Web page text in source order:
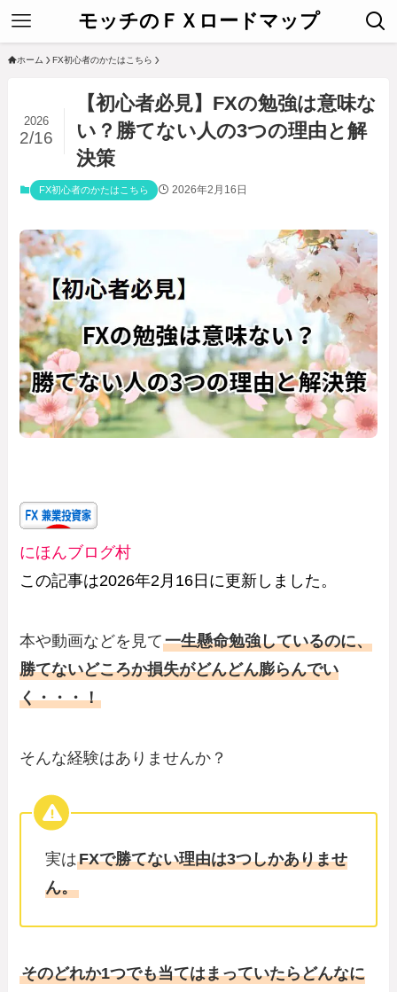
モッチのＦＸロードマップ
ホーム FX初心者のかたはこちら
【初心者必見】FXの勉強は意味な
い？勝てない人の3つの理由と解
決策
2026
2/16
FX初心者のかたはこちら 2026年2月16日
にほんブログ村
この記事は2026年2月16日に更新しました。
本や動画などを見て一生懸命勉強しているのに、
勝てないどころか損失がどんどん膨らんでい
く・・・！
そんな経験はありませんか？
実はFXで勝てない理由は3つしかありませ
ん。
そのどれか1つでも当てはまっていたらどんなに